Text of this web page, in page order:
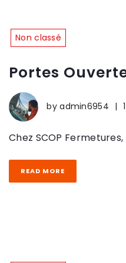
Non classé
Portes
byadmin6954 |
Chez SCOP
READ MORE